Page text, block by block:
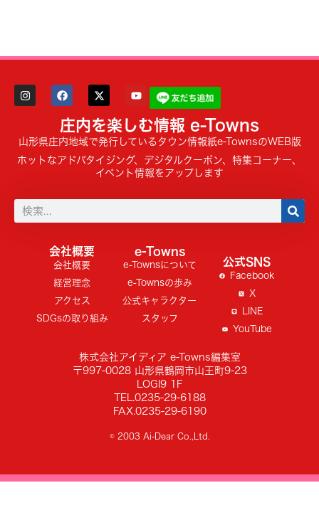
庄内を楽しむ情報 e-Towns
山形県庄内地域で発行しているタウン情報紙e-TownsのWEB版
ホットなアドバタイジング、デジタルクーポン、特集コーナー、
イベント情報をアップします
会社概要
会社概要
経営理念
アクセス
SDGsの取り組み
e-Towns
e-Townsについて
e-Townsの歩み
公式キャラクター
スタッフ
公式SNS
Facebook
X
LINE
YouTube
株式会社アイディア e-Towns編集室
〒997-0028 山形県鶴岡市山王町9-23
LOGI9 1F
TEL.0235-29-6188
FAX.0235-29-6190
© 2003 Ai-Dear Co.,Ltd.